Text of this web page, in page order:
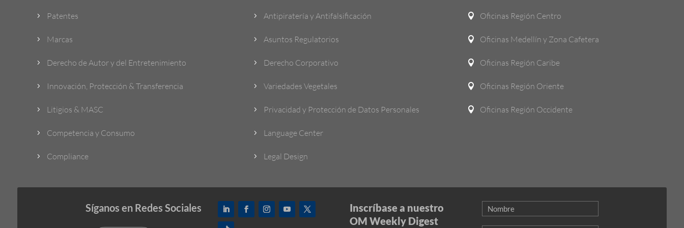
5 Patentes
5 Marcas
5 Derecho de Autor y del Entretenimiento
5 Innovación, Protección & Transferencia
5 Litigios & MASC
5 Competencia y Consumo
5 Compliance
5 Antipiratería y Antifalsificación
5 Asuntos Regulatorios
5 Derecho Corporativo
5 Variedades Vegetales
5 Privacidad y Protección de Datos Personales
5 Language Center
5 Legal Design
 Oficinas Región Centro
 Oficinas Medellín y Zona Cafetera
 Oficinas Región Caribe
 Oficinas Región Oriente
 Oficinas Región Occidente
Síganos en Redes Sociales
Inscríbase a nuestro
OM Weekly Digest